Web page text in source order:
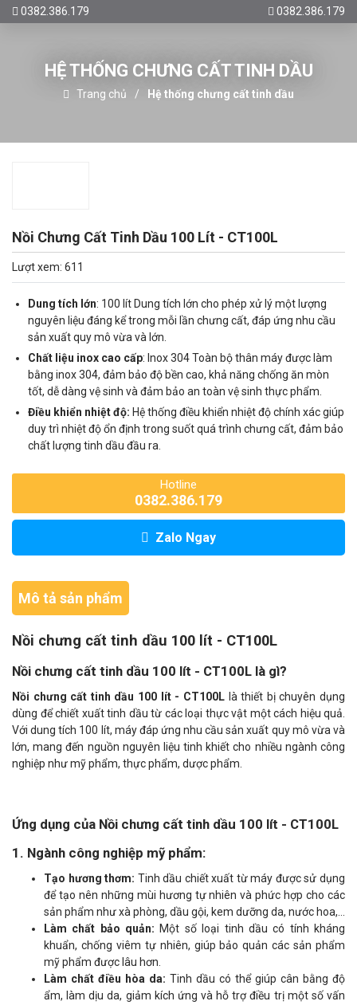
0382.386.179 0382.386.179
HỆ THỐNG CHƯNG CẤT TINH DẦU
Trang chủ Hệ thống chưng cất tinh dầu
Nồi Chưng Cất Tinh Dầu 100 Lít - CT100L
Lượt xem: 611
Dung tích lớn: 100 lít Dung tích lớn cho phép xử lý một lượng
nguyên liệu đáng kể trong mỗi lần chưng cất, đáp ứng nhu cầu
sản xuất quy mô vừa và lớn.
Chất liệu inox cao cấp: Inox 304 Toàn bộ thân máy được làm
bằng inox 304, đảm bảo độ bền cao, khả năng chống ăn mòn
tốt, dễ dàng vệ sinh và đảm bảo an toàn vệ sinh thực phẩm.
Điều khiển nhiệt độ: Hệ thống điều khiển nhiệt độ chính xác giúp
duy trì nhiệt độ ổn định trong suốt quá trình chưng cất, đảm bảo
chất lượng tinh dầu đầu ra.
Hotline
0382.386.179
Zalo Ngay
Mô tả sản phẩm
Nồi chưng cất tinh dầu 100 lít - CT100L
Nồi chưng cất tinh dầu 100 lít - CT100L là gì?
Nồi chưng cất tinh dầu 100 lít - CT100Llà thiết bị chuyên dụng
dùng để chiết xuất tinh dầu từ các loại thực vật một cách hiệu quả.
Với dung tích 100 lít, máy đáp ứng nhu cầu sản xuất quy mô vừa và
lớn, mang đến nguồn nguyên liệu tinh khiết cho nhiều ngành công
nghiệp như mỹ phẩm, thực phẩm, dược phẩm.
Ứng dụng của Nồi chưng cất tinh dầu 100 lít - CT100L
1. Ngành công nghiệp mỹ phẩm:
Tạo hương thơm: Tinh dầu chiết xuất từ máy được sử dụng
để tạo nên những mùi hương tự nhiên và phức hợp cho các
sản phẩm như xà phòng, dầu gội, kem dưỡng da, nước hoa,...
Làm chất bảo quản: Một số loại tinh dầu có tính kháng
khuẩn, chống viêm tự nhiên, giúp bảo quản các sản phẩm
mỹ phẩm được lâu hơn.
Làm chất điều hòa da: Tinh dầu có thể giúp cân bằng độ
ẩm, làm dịu da, giảm kích ứng và hỗ trợ điều trị một số vấn